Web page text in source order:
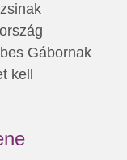
Gábornak
kell